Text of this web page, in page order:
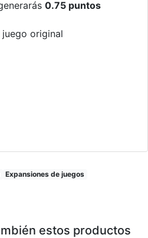
0.75 puntos
juego original
Expansiones de juegos
estos productos